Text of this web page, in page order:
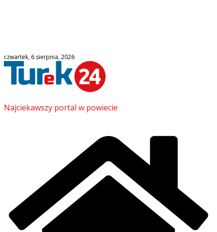
czwartek, 6 sierpnia, 2026
Najciekawszy portal w powiecie